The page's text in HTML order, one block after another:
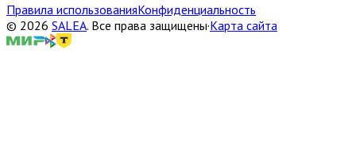
Правила использованияКонфиденциальность
© 2026 SALEA. Все права защищены·Карта сайта